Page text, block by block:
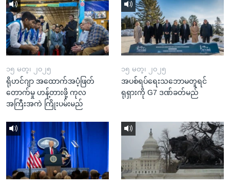
ရန်
၁၅ မတ္၊ ၂၀၂၅
ရိုဟင်ဂျာ အထောက်အပံ့ဖြတ်
တောက်မှု ဟန့်တားဖို့ ကုလ
အကြီးအကဲ ကြိုးပမ်းမည်
၁၅ မတ္၊ ၂၀၂၅
အပစ်ရပ်ရေးသဘောမတူရင်
ရုရှားကို G7 ဒဏ်ခတ်မည်